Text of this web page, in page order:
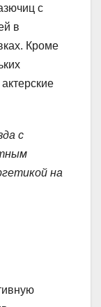
с
в
Кроме
с
на